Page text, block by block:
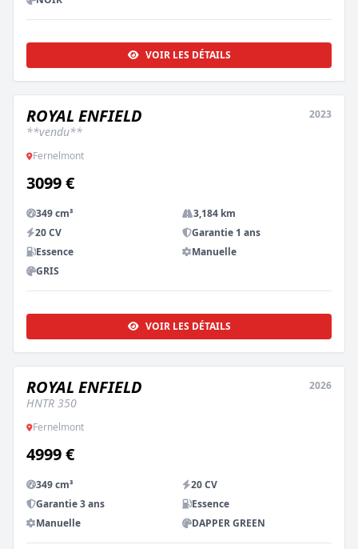
VOIR LES DÉTAILS
OCCASION
ROYAL ENFIELD
**vendu**
2023
Fernelmont
3099 €
349 cm³
3,184 km
20 CV
Garantie 1 ans
Essence
Manuelle
GRIS
VOIR LES DÉTAILS
NEUF
ROYAL ENFIELD
HNTR 350
2026
Fernelmont
4999 €
349 cm³
20 CV
Garantie 3 ans
Essence
Manuelle
DAPPER GREEN